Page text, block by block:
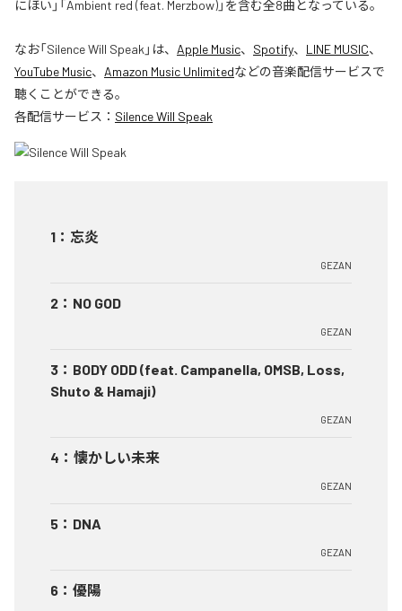
にほい」「Ambient red (feat. Merzbow)」を含む全8曲となっている。
なお「Silence Will Speak 」は、 Apple Music、 Spotify、 LINE MUSIC、
YouTube Music、 Amazon Music Unlimitedなどの音楽配信サービスで
聴くことができる。
各配信サービス： Silence Will Speak
1 ： 忘炎
GEZAN
2 ： NO GOD
GEZAN
3 ： BODY ODD (feat. Campanella, OMSB, Loss,
Shuto & Hamaji)
GEZAN
4 ： 懐かしい未来
GEZAN
5 ： DNA
GEZAN
6 ： 優陽